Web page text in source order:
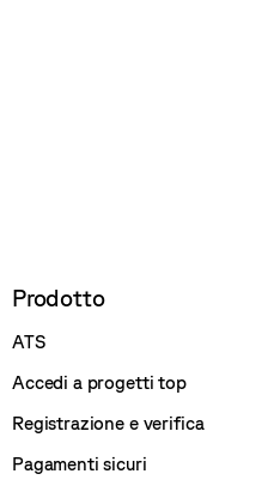
Prodotto
ATS
Accedi a progetti top
Registrazione e verifica
Pagamenti sicuri